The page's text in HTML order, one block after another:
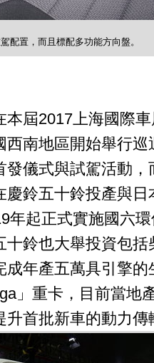
配置，而且標配多功能方向盤。
本屆2017上海國際
西南地區開始舉行
發儀式與試駕活動
慶鈴五十鈴投產與日
年起正式實施國六
十鈴也大舉投資包
成年產五萬具引擎
」重卡，目前當地
升首批新車的動力傳